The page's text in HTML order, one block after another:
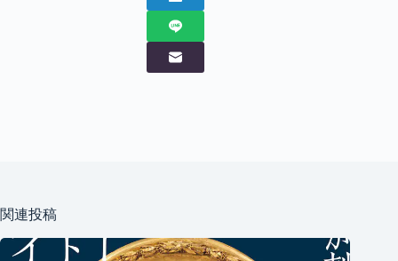
その古い張地からシートを求めているのですね。歴史的な
席だと、今この瞬間だから面白いんです。何世紀もかけて
作られたインテリアとは何なのか、ちょっとだけ発見する
ローラン・ジャナンは、今でも情熱を傾けられる仕事をし
ていることに喜びを感じています。また、トゥールの
関連投稿